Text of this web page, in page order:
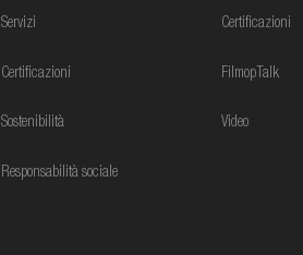
Servizi
Certificazioni
Sostenibilità
Responsabilità sociale
Certificazioni
FilmopTalk
Video